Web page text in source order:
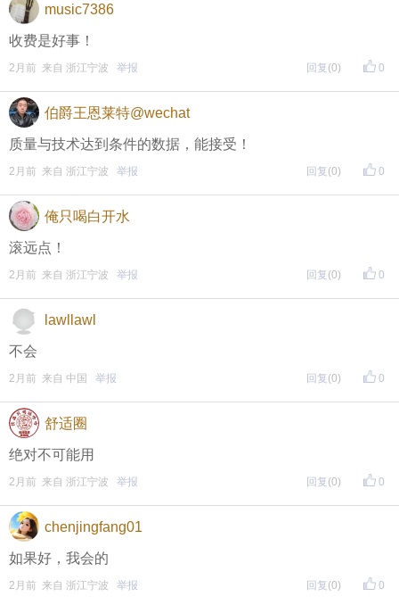
提示：回复之后就能看到红包，点击下方“开”即可领
晚8点红包规则看这里
• 福利时间
music7386
收费是好事！
0
2月前 来自 浙江宁波 举报 回复 (0)
伯爵王恩莱特@wechat
质量与技术达到条件的数据，能接受！
0
2月前 来自 浙江宁波 举报 回复 (0)
俺只喝白开水
滚远点！
0
2月前 来自 浙江宁波 举报 回复 (0)
lawllawl
不会
0
2月前 来自 中国 举报 回复 (0)
舒适圈
绝对不可能用
0
2月前 来自 浙江宁波 举报 回复 (0)
chenjingfang01
如果好，我会的
0
2月前 来自 浙江宁波 举报 回复 (0)